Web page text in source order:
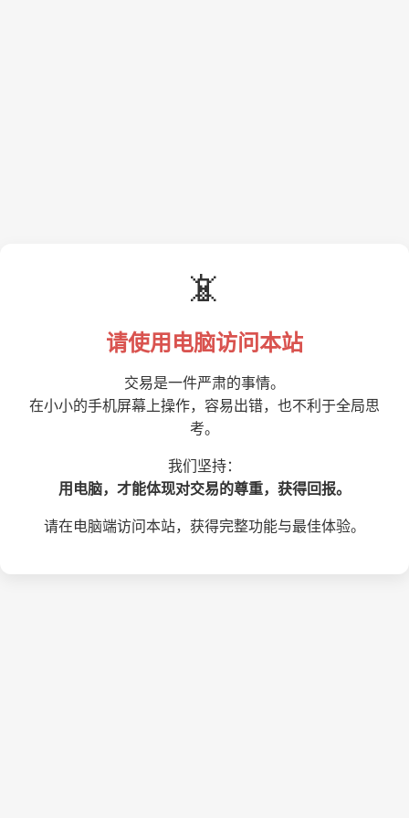
📵
请使用电脑访问本站
交易是一件严肃的事情。
在小小的手机屏幕上操作，容易出错，也不利于全局思
考。
我们坚持：
用电脑，才能体现对交易的尊重，获得回报。
请在电脑端访问本站，获得完整功能与最佳体验。